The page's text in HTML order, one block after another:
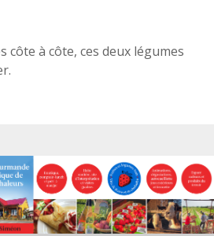
côte à côte, ces deux légumes